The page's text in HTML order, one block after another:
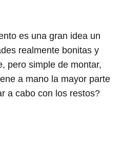
es una gran idea un
realmente bonitas y
pero simple de montar,
a mano la mayor parte
a cabo con los restos?